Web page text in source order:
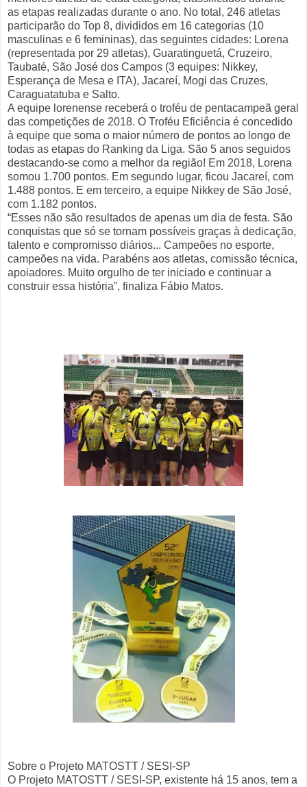
as etapas realizadas durante o ano. No total, 246 atletas
participarão do Top 8, divididos em 16 categorias (10
masculinas e 6 femininas), das seguintes cidades: Lorena
(representada por 29 atletas), Guaratinguetá, Cruzeiro,
Taubaté, São José dos Campos (3 equipes: Nikkey,
Esperança de Mesa e ITA), Jacareí, Mogi das Cruzes,
Caraguatatuba e Salto.
A equipe lorenense receberá o troféu de pentacampeã geral
das competições de 2018. O Troféu Eficiência é concedido
à equipe que soma o maior número de pontos ao longo de
todas as etapas do Ranking da Liga. São 5 anos seguidos
destacando-se como a melhor da região! Em 2018, Lorena
somou 1.700 pontos. Em segundo lugar, ficou Jacareí, com
1.488 pontos. E em terceiro, a equipe Nikkey de São José,
com 1.182 pontos.
“Esses não são resultados de apenas um dia de festa. São
conquistas que só se tornam possíveis graças à dedicação,
talento e compromisso diários... Campeões no esporte,
campeões na vida. Parabéns aos atletas, comissão técnica,
apoiadores. Muito orgulho de ter iniciado e continuar a
construir essa história”, finaliza Fábio Matos.
Sobre o Projeto MATOSTT / SESI-SP
O Projeto MATOSTT / SESI-SP, existente há 15 anos, tem a